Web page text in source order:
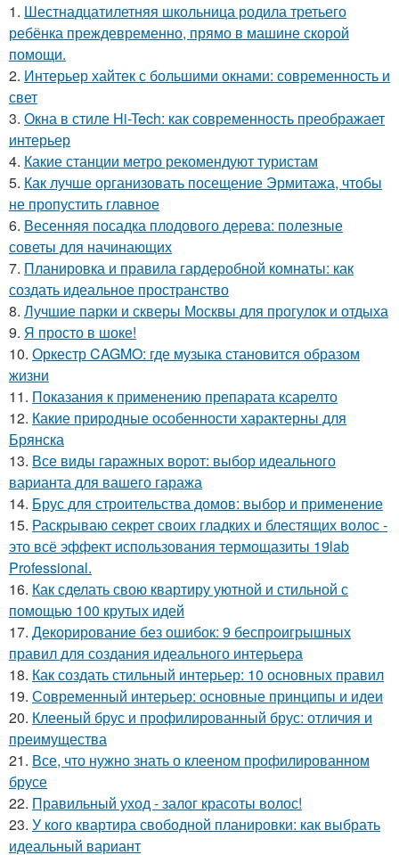
1. Шестнадцатилетняя школьница родила третьего
ребёнка преждевременно, прямо в машине скорой
помощи.
2. Интерьер хайтек с большими окнами: современность и
свет
3. Окна в стиле Hi-Tech: как современность преображает
интерьер
4. Какие станции метро рекомендуют туристам
5. Как лучше организовать посещение Эрмитажа, чтобы
не пропустить главное
6. Весенняя посадка плодового дерева: полезные
советы для начинающих
7. Планировка и правила гардеробной комнаты: как
создать идеальное пространство
8. Лучшие парки и скверы Москвы для прогулок и отдыха
9. Я просто в шоке!
10. Оркестр CAGMO: где музыка становится образом
жизни
11. Показания к применению препарата ксарелто
12. Какие природные особенности характерны для
Брянска
13. Все виды гаражных ворот: выбор идеального
варианта для вашего гаража
14. Брус для строительства домов: выбор и применение
15. Раскрываю секрет своих гладких и блестящих волос -
это всё эффект использования термощазиты 19lab
Professional.
16. Как сделать свою квартиру уютной и стильной с
помощью 100 крутых идей
17. Декорирование без ошибок: 9 беспроигрышных
правил для создания идеального интерьера
18. Как создать стильный интерьер: 10 основных правил
19. Современный интерьер: основные принципы и идеи
20. Клееный брус и профилированный брус: отличия и
преимущества
21. Все, что нужно знать о клееном профилированном
брусе
22. Правильный уход - залог красоты волос!
23. У кого квартира свободной планировки: как выбрать
идеальный вариант